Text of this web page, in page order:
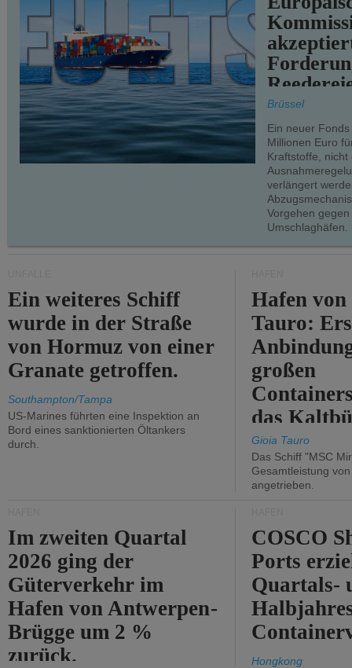
teilweise.
Brüssel
Ein neuer
Millionen Euro
Kraftstoffe, nicht
verlängert
Vorgehen
Umschlaghäfen.
Ein weiteres Schiff
wurde in der Straße
von Hormuz von einer
Granate getroffen.
Southampton/Tampa
US-Marines führten eine Inspektion an
Bord eines sanktionierten Öltankers
durch.
Hafen
Tauro:
großen
das
Gioia Tauro
Das Schiff "MSC
Gesamtleistung
angetrieben.
Im zweiten Quartal
2026 ging der
Güterverkehr im
Hafen von Antwerpen-
Brügge um 2 %
zurück.
COSCO
Ports
Quartals-
Hongkong